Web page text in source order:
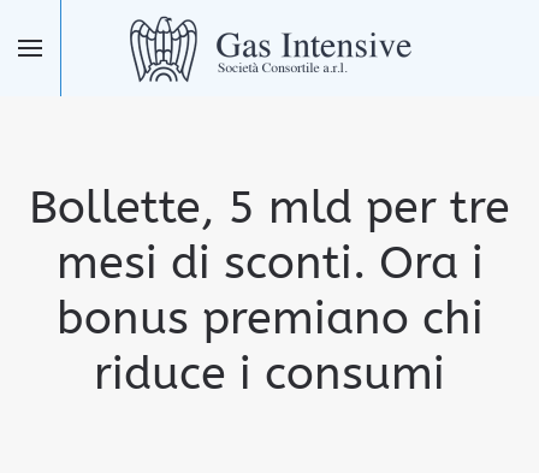
Skip to main content
Bollette, 5 mld per tre
mesi di sconti. Ora i
bonus premiano chi
riduce i consumi